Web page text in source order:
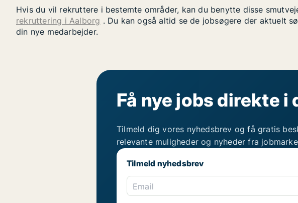
Hvis du vil rekruttere i bestemte områder, kan du benytte disse
rekruttering i Aalborg . Du kan også altid se de jobsøgere der aktuelt
din nye medarbejder.
Få nye jobs direkte i
Tilmeld dig vores nyhedsbrev og få gratis
relevante muligheder og nyheder fra
Tilmeld nyhedsbrev
Email